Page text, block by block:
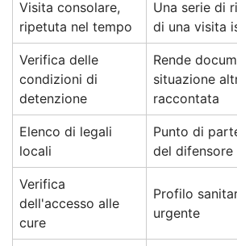
Visita consolare,
ripetuta nel tempo
Una serie di
di una visita
Verifica delle
condizioni di
detenzione
Rende
situazione
raccontata
Elenco di legali
locali
Punto di
del difensore
Verifica
dell'accesso alle
cure
Profilo
urgente